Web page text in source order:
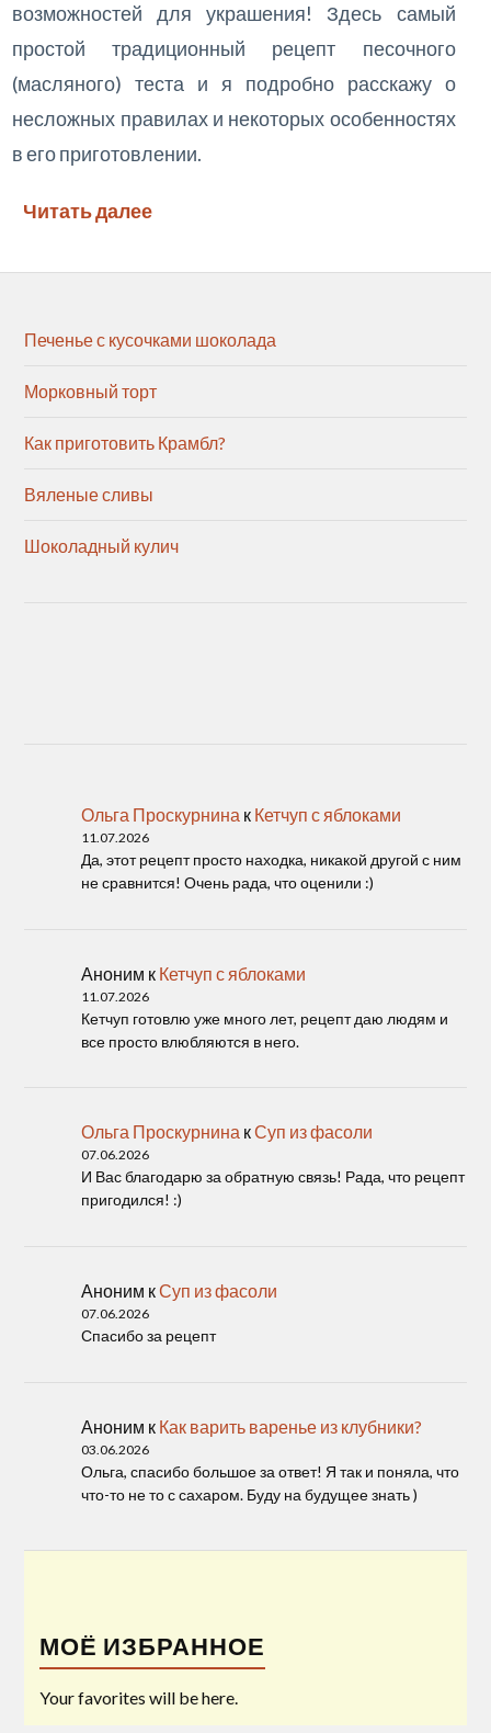
возможностей для украшения! Здесь самый
простой традиционный рецепт песочного
(масляного) теста и я подробно расскажу о
несложных правилах и некоторых особенностях
в его приготовлении.
Читать далее
Печенье с кусочками шоколада
Морковный торт
Как приготовить Крамбл?
Вяленые сливы
Шоколадный кулич
Ольга Проскурнина к Кетчуп с яблоками
11.07.2026
Да, этот рецепт просто находка, никакой другой с ним
не сравнится! Очень рада, что оценили :)
Аноним к Кетчуп с яблоками
11.07.2026
Кетчуп готовлю уже много лет, рецепт даю людям и
все просто влюбляются в него.
Ольга Проскурнина кСуп из фасоли
07.06.2026
И Вас благодарю за обратную связь! Рада, что рецепт
пригодился! :)
Аноним кСуп из фасоли
07.06.2026
Спасибо за рецепт
Аноним к Как варить варенье из клубники?
03.06.2026
Ольга, спасибо большое за ответ! Я так и поняла, что
что-то не то с сахаром. Буду на будущее знать )
МОЁ ИЗБРАННОЕ
Your favorites will be here.